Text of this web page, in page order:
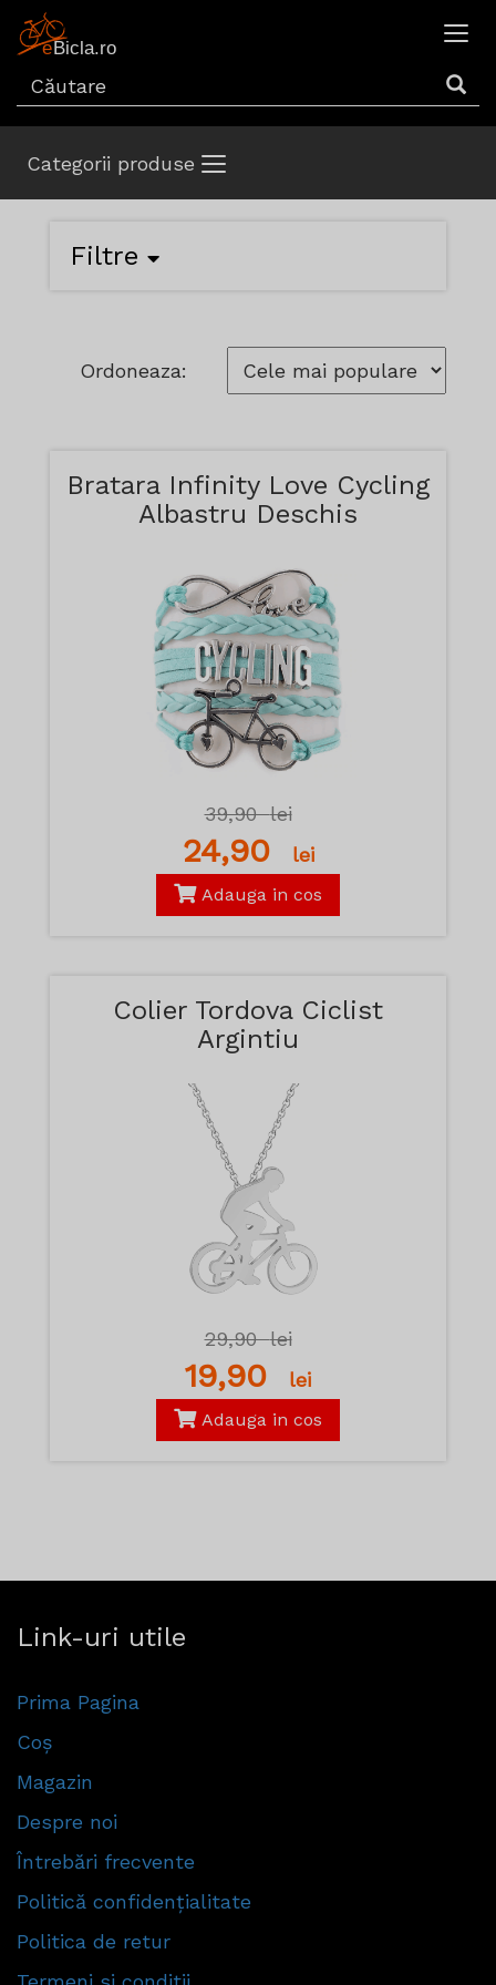
Categorii produse
Filtre
Ordoneaza:
Bratara Infinity Love Cycling
Albastru Deschis
39,90lei
24,90 lei
Adauga in cos
Colier Tordova Ciclist
Argintiu
29,90lei
19,90 lei
Adauga in cos
Link-uri utile
Prima Pagina
Coș
Magazin
Despre noi
Întrebări frecvente
Politică confidențialitate
Politica de retur